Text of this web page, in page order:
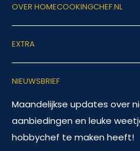
OVER HOMECOOKINGCHEF.NL
Welkom op
door hoogstaande horeca
te maken voor de hobbykok.
Van complete serviessets
EXTRA
Zoeken
Veelgestelde vragen
Contact
Terugbetalingsbeleid
Algemene voorwaarden
NIEUWSBRIEF
Maandelijkse updates over
aanbiedingen en leuke
hobbychef te maken heeft!